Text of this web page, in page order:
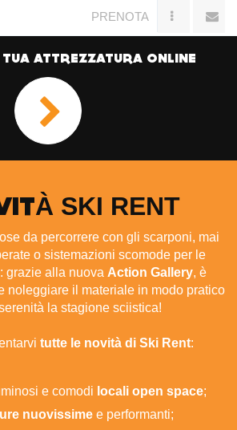
PRENOTA
ATTREZZATURA ONLINE
SKI RENT
da percorrere con gli scarponi, mai
o sistemazioni scomode per le
grazie alla nuova Action Gallery, è
noleggiare il materiale in modo pratico
la stagione sciistica!
tutte le novità di Ski Rent:
e comodi locali open space;
nuovissime e performanti;